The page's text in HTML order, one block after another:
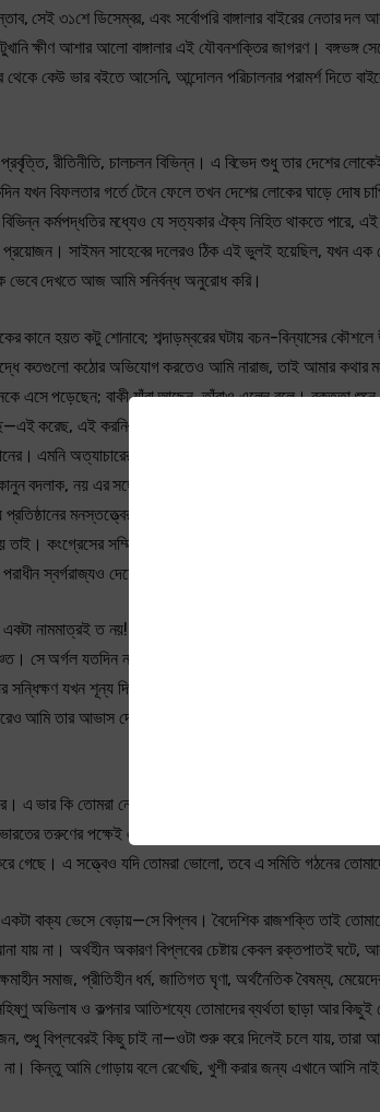
সেই ৩১শে ডিসেম্বর, এবং সর্বোপরি বাঙ্গালার বাইরের নেতার
ক্ষীণ আশার আলো বাঙ্গালার এই যৌবনশক্তির জাগরণ।
থেকে কেউ ভার বইতে আসেনি, আন্দোলন পরিচালনার পরামর্শ দিতে
রীতিনীতি, চালচলন বিভিন্ন। এ বিভেদ শুধু তার দেশের
বিফলতার গর্তে টেনে ফেলে তখন দেশের লোকের ঘাড়ে দোষ
কর্মপদ্ধতির মধ্যেও যে সত্যকার ঐক্য নিহিত থাকতে
প্রয়োজন। সাইমন সাহেবের দলেরও ঠিক এই ভুলই হয়েছিল,
ভেবে দেখতে আজ আমি সনির্বন্ধ অনুরোধ করি।
কানে হয়ত কটু শোনাবে; শব্দাড়ম্বরের ঘটায় বচন-বিন্যাসের
কতগুলো কঠোর অভিযোগ করতেও আমি নারাজ, তাই আমার কথার
এসে পড়েছেন; বাকী যাঁরা আছেন, তাঁরাও এলেন বলে। বক্তৃতা
করেছ, এই করনি—এই করনি —এই করনি,—অমুককে লাঠি মেরে
এমনি অত্যাচারের ধারাবাহিক ফর্দ দিয়ে জগতের কাছে তাঁদের
বদলাক, নয় এর সঙ্গে আমরা আর কোন সংস্রব রাখব না। এ-
মনস্তত্ত্বের গভীর ব্যবধান। কারণ শয়তানের রাজ্য
তাই। কংগ্রেসের সম্মিলিত ধিক্কারে লজ্জিত হয়ে তারা ভবিষ্যৎ
স্বর্গরাজ্যও দেশের যৌবনশক্তি কোনদিন প্রার্থনা করবে না।
নামমাত্রই ত নয়! দাতার দক্ষিণহস্তের দানেই ত একে
সে অর্গল যতদিন না মুক্ত হবে, কোথাও এর সন্ধান মিলবে না।
যখন শূন্য দিগন্ত থেকে ধীরে ধীরে নেমে আসতে থাকে,
আমি তার আভাস দেখতে পাই। চারিদিকে দুর্বিষহ অভাবের মধ্যে
এ ভার কি তোমরা নেবে না? জগতের দিকে দিকে চেয়ে দেখ—এ
ভারতের তরুণের পক্ষেই এতবড় লোভের বস্তু? দেশকে কি বাঁচায়
গেছে। এ সত্ত্বেও যদি তোমরা ভোলো, তবে এ সমিতি গঠনের
বাক্য ভেসে বেড়ায়—সে বিপ্লব। বৈদেশিক রাজশক্তি তাই
যায় না। অর্থহীন অকারণ বিপ্লবের চেষ্টায় কেবল রক্তপাতই
সমাজ, প্রীতিহীন ধর্ম, জাতিগত ঘৃণা, অর্থনৈতিক বৈষম্য,
অভিলাষ ও কল্পনার আতিশয্যে তোমাদের ব্যর্থতা ছাড়া আর কিছুই
শুধু বিপ্লবেরই কিছু চাই না—ওটা শুরু করে দিলেই চলে যায়, তারা
না। কিন্তু আমি গোড়ায় বলে রেখেছি, খুশী করার জন্য এখানে আসি